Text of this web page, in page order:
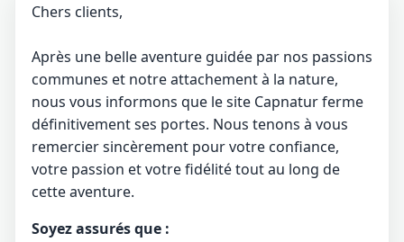
Chers clients,
Après une belle aventure guidée par nos passions
communes et notre attachement à la nature,
nous vous informons que le site Capnatur ferme
définitivement ses portes. Nous tenons à vous
remercier sincèrement pour votre confiance,
votre passion et votre fidélité tout au long de
cette aventure.
Soyez assurés que :